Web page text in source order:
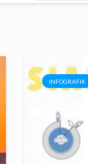
INFOGRAFIK